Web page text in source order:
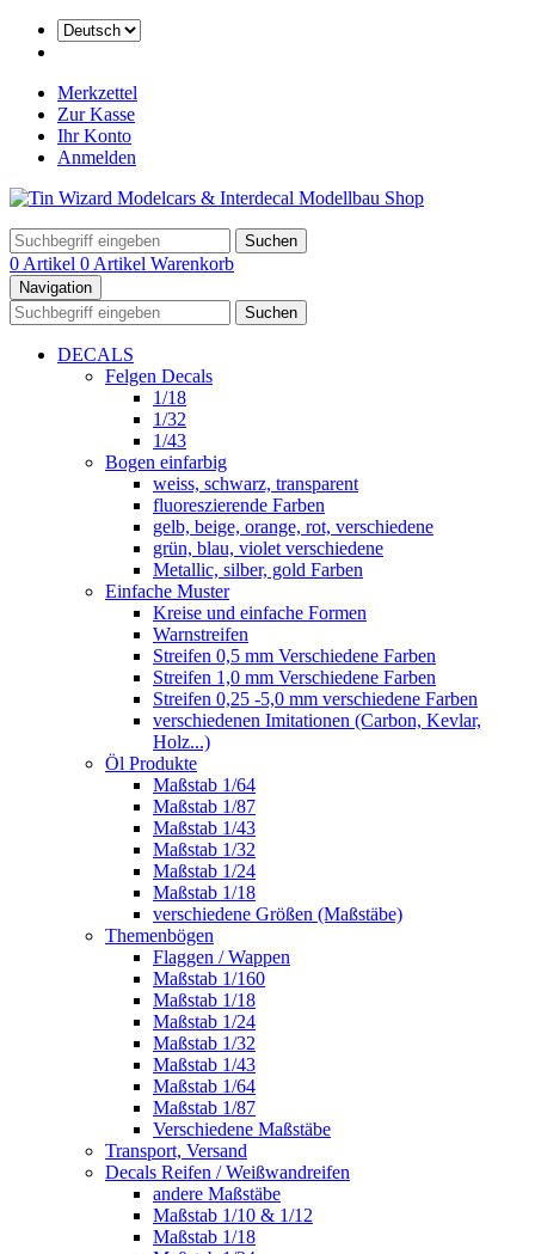
Merkzettel
Zur Kasse
Ihr Konto
Anmelden
Suchen
0 Artikel 0 Artikel Warenkorb
Navigation
Suchen
DECALS
Felgen Decals
1/18
1/32
1/43
Bogen einfarbig
weiss, schwarz, transparent
fluoreszierende Farben
gelb, beige, orange, rot, verschiedene
grün, blau, violet verschiedene
Metallic, silber, gold Farben
Einfache Muster
Kreise und einfache Formen
Warnstreifen
Streifen 0,5 mm Verschiedene Farben
Streifen 1,0 mm Verschiedene Farben
Streifen 0,25 -5,0 mm verschiedene Farben
verschiedenen Imitationen (Carbon, Kevlar,
Holz...)
Öl Produkte
Maßstab 1/64
Maßstab 1/87
Maßstab 1/43
Maßstab 1/32
Maßstab 1/24
Maßstab 1/18
verschiedene Größen (Maßstäbe)
Themenbögen
Flaggen / Wappen
Maßstab 1/160
Maßstab 1/18
Maßstab 1/24
Maßstab 1/32
Maßstab 1/43
Maßstab 1/64
Maßstab 1/87
Verschiedene Maßstäbe
Transport, Versand
Decals Reifen / Weißwandreifen
andere Maßstäbe
Maßstab 1/10 & 1/12
Maßstab 1/18